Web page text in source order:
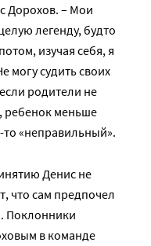
Дорохов. – Мои
легенду, будто
изучая себя, я
могу судить своих
родители не
ребенок меньше
то «неправильный».
Денис не
что сам предпочел
Поклонники
в команде